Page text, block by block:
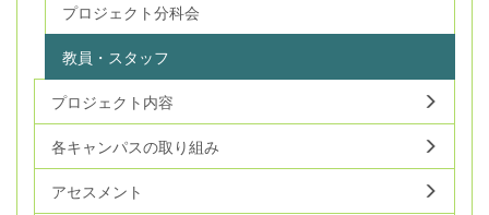
プロジェクト分科会
教員・スタッフ
プロジェクト内容
各キャンパスの取り組み
アセスメント